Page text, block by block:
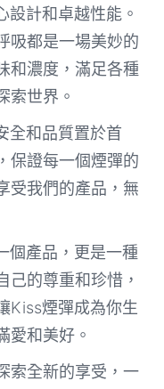
設計和卓越性能。
吸都是一場美妙的
和濃度，滿足各種
索世界。
全和品質置於首
保證每一個煙彈的
受我們的產品，無
個產品，更是一種
己的尊重和珍惜，
Kiss煙彈成為你生
愛和美好。
索全新的享受，一